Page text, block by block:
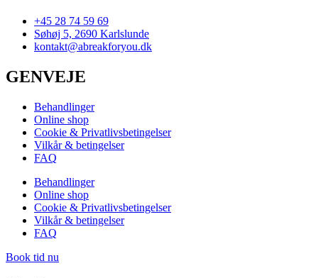
+45 28 74 59 69
Søhøj 5, 2690 Karlslunde
kontakt@abreakforyou.dk
GENVEJE
Behandlinger
Online shop
Cookie & Privatlivsbetingelser
Vilkår & betingelser
FAQ
Behandlinger
Online shop
Cookie & Privatlivsbetingelser
Vilkår & betingelser
FAQ
Book tid nu